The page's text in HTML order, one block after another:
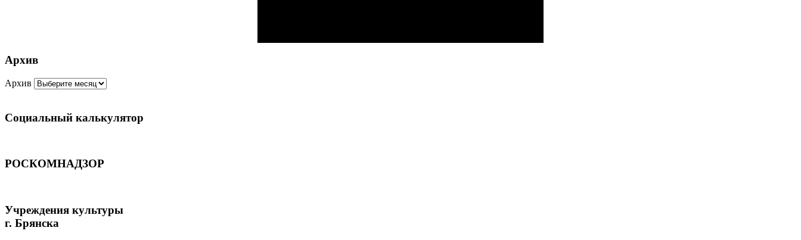
Архив
Архив
Социальный калькулятор
РОСКОМНАДЗОР
Учреждения культуры
г. Брянска